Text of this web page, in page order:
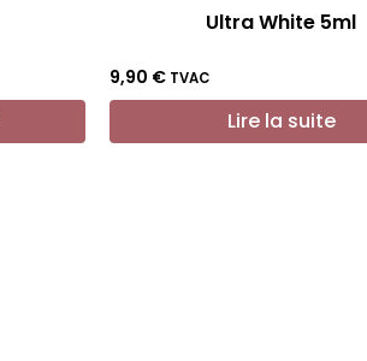
Ultra White 5ml
9,90 € TVAC
Lire la suite